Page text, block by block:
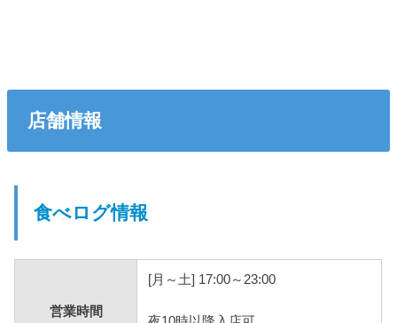
店舗情報
食べログ情報
営業時間
[月～土] 17:00～23:00